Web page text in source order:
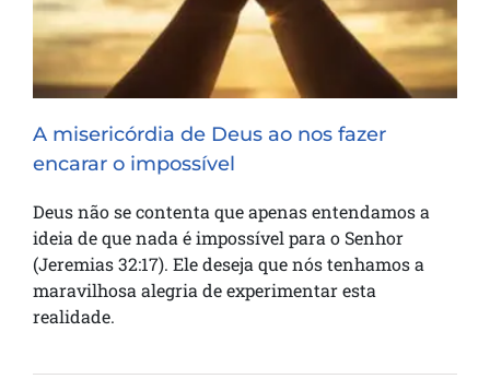
A misericórdia de Deus ao nos fazer
encarar o impossível
Deus não se contenta que apenas entendamos a
ideia de que nada é impossível para o Senhor
(Jeremias 32:17). Ele deseja que nós tenhamos a
maravilhosa alegria de experimentar esta
realidade.